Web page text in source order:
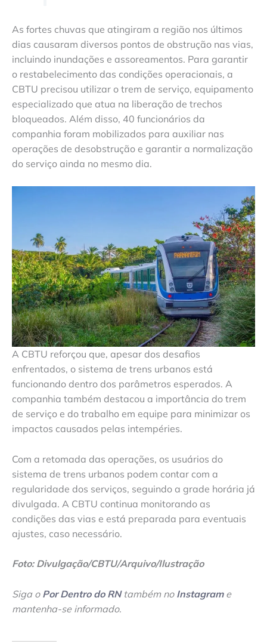
As fortes chuvas que atingiram a região nos últimos
dias causaram diversos pontos de obstrução nas vias,
incluindo inundações e assoreamentos. Para garantir
o restabelecimento das condições operacionais, a
CBTU precisou utilizar o trem de serviço, equipamento
especializado que atua na liberação de trechos
bloqueados. Além disso, 40 funcionários da
companhia foram mobilizados para auxiliar nas
operações de desobstrução e garantir a normalização
do serviço ainda no mesmo dia.
A CBTU reforçou que, apesar dos desafios
enfrentados, o sistema de trens urbanos está
funcionando dentro dos parâmetros esperados. A
companhia também destacou a importância do trem
de serviço e do trabalho em equipe para minimizar os
impactos causados pelas intempéries.
Com a retomada das operações, os usuários do
sistema de trens urbanos podem contar com a
regularidade dos serviços, seguindo a grade horária já
divulgada. A CBTU continua monitorando as
condições das vias e está preparada para eventuais
ajustes, caso necessário.
Foto: Divulgação/CBTU/Arquivo/Ilustração
Siga o Por Dentro do RNtambém no Instagrame
mantenha-se informado.